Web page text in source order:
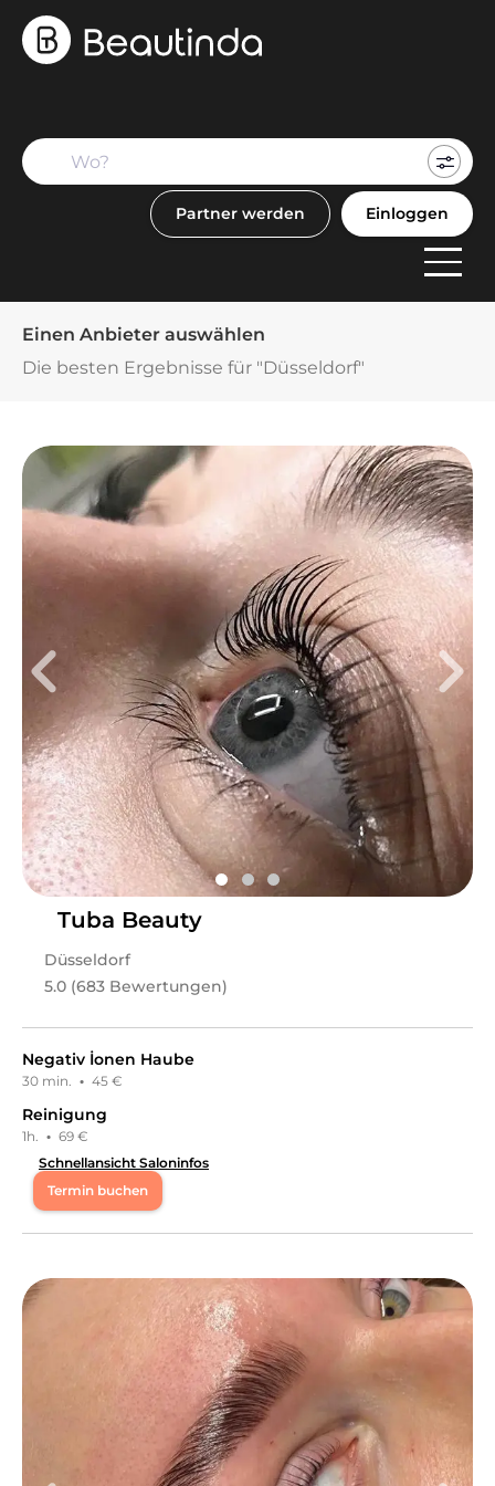
Partner werden Einloggen
Einen Anbieter auswählen
Die besten Ergebnisse für "Düsseldorf"
Tuba Beauty
Düsseldorf
5.0 (683 Bewertungen)
Negativ İonen Haube
30 min. · 45 €
Reinigung
1h. · 69 €
Schnellansicht Saloninfos
Termin buchen
Mo 12:00 - 18:00
Di
12:00 - 18:00
12:00 - 18:00